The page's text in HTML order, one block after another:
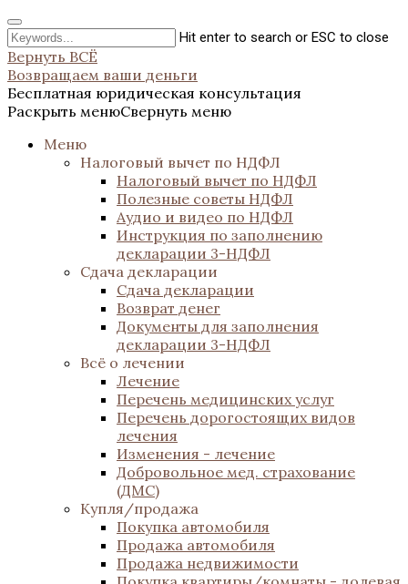
Hit enter to search or ESC to close
Вернуть ВСЁ
Возвращаем ваши деньги
Бесплатная юридическая консультация
Раскрыть менюСвернуть меню
Меню
Налоговый вычет по НДФЛ
Налоговый вычет по НДФЛ
Полезные советы НДФЛ
Аудио и видео по НДФЛ
Инструкция по заполнению
декларации 3-НДФЛ
Сдача декларации
Сдача декларации
Возврат денег
Документы для заполнения
декларации 3-НДФЛ
Всё о лечении
Лечение
Перечень медицинских услуг
Перечень дорогостоящих видов
лечения
Изменения - лечение
Добровольное мед. страхование
(ДМС)
Купля/продажа
Покупка автомобиля
Продажа автомобиля
Продажа недвижимости